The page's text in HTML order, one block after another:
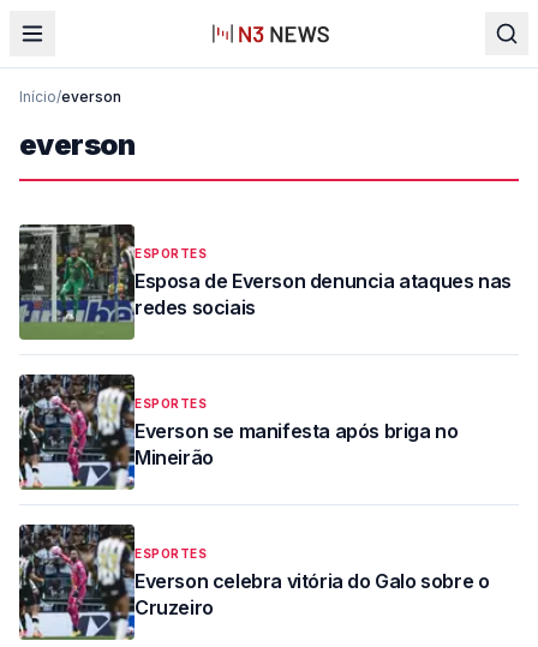
Início/everson
everson
ESPORTES
Esposa de Everson denuncia ataques nas
redes sociais
ESPORTES
Everson se manifesta após briga no
Mineirão
ESPORTES
Everson celebra vitória do Galo sobre o
Cruzeiro